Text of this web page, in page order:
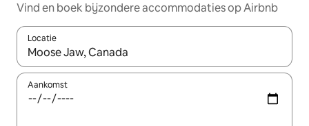
Vind en boek bijzondere accommodaties op Airbnb
Locatie
Wanneer er resultaten beschikbaar zijn, maak je een keuze
Aankomst